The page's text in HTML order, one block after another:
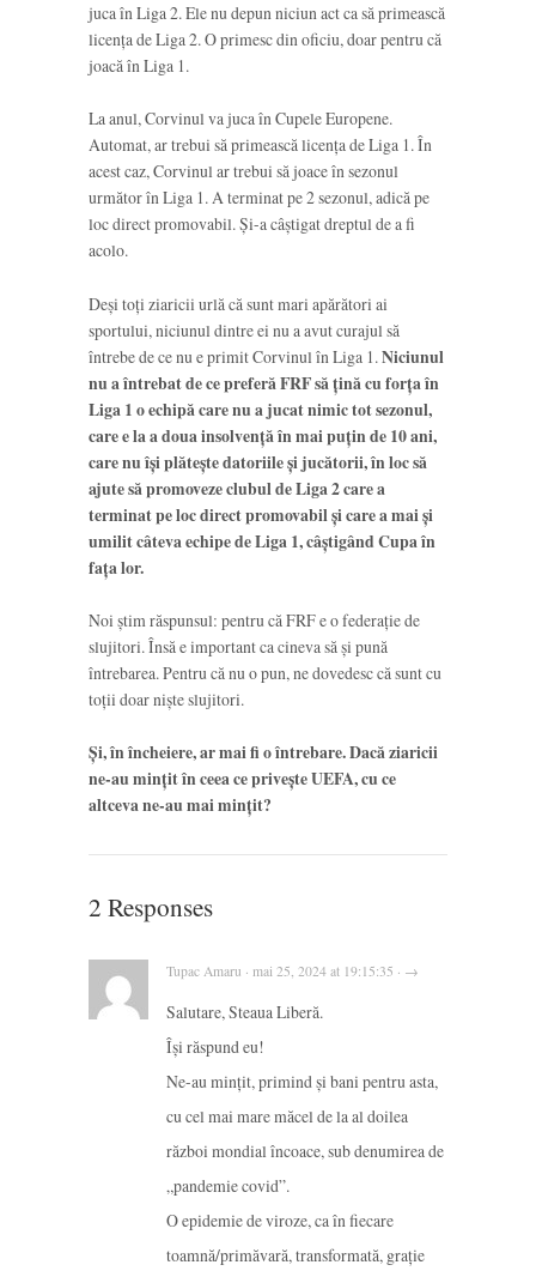
juca în Liga 2. Ele nu depun niciun act ca să primească
licența de Liga 2. O primesc din oficiu, doar pentru că
joacă în Liga 1.
La anul, Corvinul va juca în Cupele Europene.
Automat, ar trebui să primească licența de Liga 1. În
acest caz, Corvinul ar trebui să joace în sezonul
următor în Liga 1. A terminat pe 2 sezonul, adică pe
loc direct promovabil. Și-a câștigat dreptul de a fi
acolo.
Deși toți ziaricii urlă că sunt mari apărători ai
sportului, niciunul dintre ei nu a avut curajul să
întrebe de ce nu e primit Corvinul în Liga 1. Niciunul
nu a întrebat de ce preferă FRF să țină cu forța în
Liga 1 o echipă care nu a jucat nimic tot sezonul,
care e la a doua insolvență în mai puțin de 10 ani,
care nu își plătește datoriile și jucătorii, în loc să
ajute să promoveze clubul de Liga 2 care a
terminat pe loc direct promovabil și care a mai și
umilit câteva echipe de Liga 1, câștigând Cupa în
fața lor.
Noi știm răspunsul: pentru că FRF e o federație de
slujitori. Însă e important ca cineva să și pună
întrebarea. Pentru că nu o pun, ne dovedesc că sunt cu
toții doar niște slujitori.
Și, în încheiere, ar mai fi o întrebare. Dacă ziaricii
ne-au mințit în ceea ce privește UEFA, cu ce
altceva ne-au mai mințit?
2 Responses
Tupac Amaru · mai 25, 2024 at 19:15:35 · →
Salutare, Steaua Liberă.
Își răspund eu!
Ne-au mințit, primind și bani pentru asta,
cu cel mai mare măcel de la al doilea
război mondial încoace, sub denumirea de
„pandemie covid”.
O epidemie de viroze, ca în fiecare
toamnă/primăvară, transformată, grație